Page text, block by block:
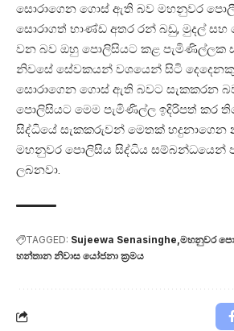
සොරාගෙන ගොස් ඇති බව මහනුවර
සොරාගත් භාණ්ඩ අතර රන් බඩු, මුදල් සහ
වන බව ඔහු පොලිසියට කළ පැමිණිල්ලක
නිවසේ සේවකයන් වශයෙන් සිටි
සොරාගෙන ගොස් ඇති බවට සැකකරන
පොලිසියට මෙම පැමිණිල්ල ඉදිරිපත් කර
සිද්ධියේ සැකකරුවන් මෙතක් හදුනාගෙන
මහනුවර පොලිසිය සිද්ධිය සම්බන්ධයෙන්
ලබනවා.
TAGGED: Sujeewa Senasinghe මහනුවර
හන්තාන නිවාස යෝජනා ක්‍රමය